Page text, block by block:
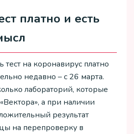
платно и есть
тест на коронавирус платно
недавно – с 26 марта.
лабораторий, которые
а при наличии
результат
на перепроверку в